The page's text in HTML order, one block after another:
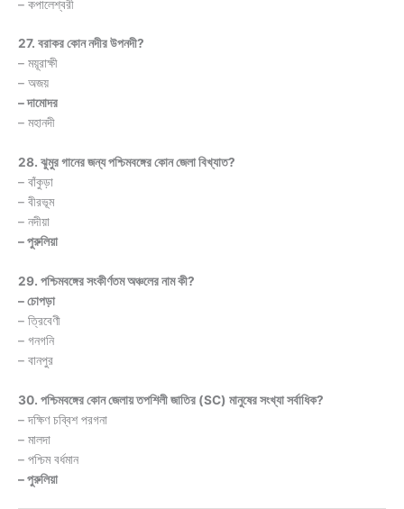
– কপালেশ্বরী
27. বরাকর কোন নদীর উপনদী?
– ময়ূরাক্ষী
– অজয়
– দামোদর
– মহানদী
28. ঝুমুর গানের জন্য পশ্চিমবঙ্গের কোন জেলা বিখ্যাত?
– বাঁকুড়া
– বীরভূম
– নদীয়া
– পুরুলিয়া
29. পশ্চিমবঙ্গের সংকীর্ণতম অঞ্চলের নাম কী?
– চোপড়া
– ত্রিবেণী
– গনগনি
– বানপুর
30. পশ্চিমবঙ্গের কোন জেলায় তপশিলী জাতির (SC) মানুষের সংখ্যা সর্বাধিক?
– দক্ষিণ চব্বিশ পরগনা
– মালদা
– পশ্চিম বর্ধমান
– পুরুলিয়া